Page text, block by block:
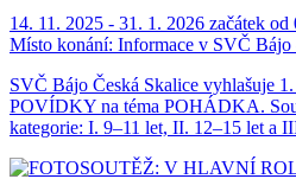
14. 11. 2025 - 31. 1. 2026 začátek od
Místo konání: Informace v SVČ Bájo
SVČ Bájo Česká Skalice vyhlašuje
POVÍDKY na téma POHÁDKA.
kategorie: I. 9–11 let, II. 12–15 let a